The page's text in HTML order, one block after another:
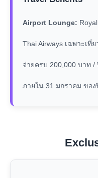
Airport Lounge:
Thai Airways เฉพาะเที่
จ่ายครบ 200,000 บาท
ภายใน 31 มกราคม ของ